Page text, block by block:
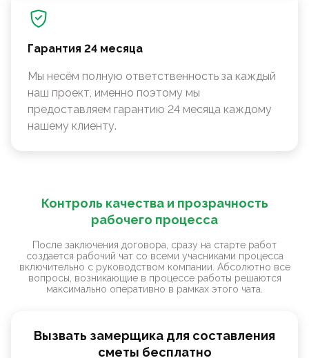
Гарантия 24 месяца
Мы несём полную ответственность за каждый
наш проект, именно поэтому мы
предоставляем гарантию 24 месяца каждому
нашему клиенту.
Контроль качества и прозрачность
рабочего процесса
После заключения договора, сразу на старте работ
создается рабочий чат со всеми учасниками процесса
включительно с руководством компании. Абсолютно все
вопросы, возникающие в процессе работы решаются
максимально оперативно в рамках этого чата.
Вызвать замерщика для составления
сметы бесплатно